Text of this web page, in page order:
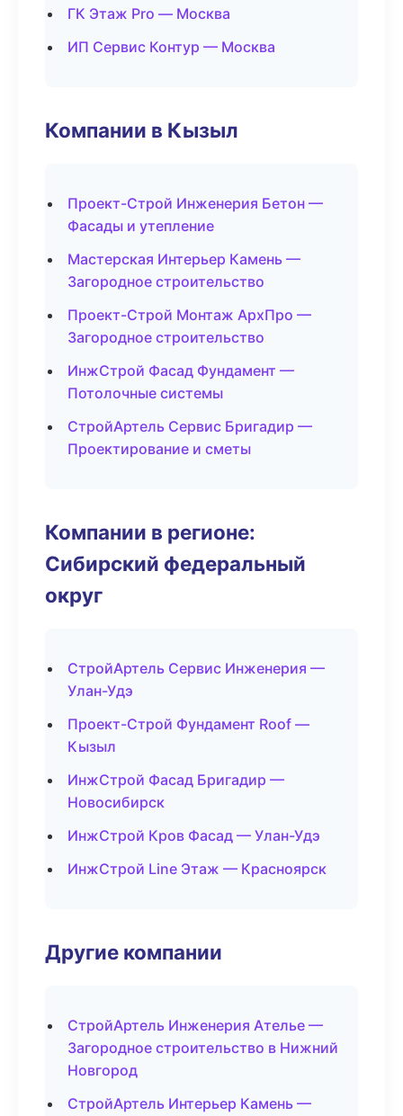
ГК Этаж Pro — Москва
ИП Сервис Контур — Москва
Компании в Кызыл
Проект-Строй Инженерия Бетон —
Фасады и утепление
Мастерская Интерьер Камень —
Загородное строительство
Проект-Строй Монтаж АрхПро —
Загородное строительство
ИнжСтрой Фасад Фундамент —
Потолочные системы
СтройАртель Сервис Бригадир —
Проектирование и сметы
Компании в регионе:
Сибирский федеральный
округ
СтройАртель Сервис Инженерия —
Улан-Удэ
Проект-Строй Фундамент Roof —
Кызыл
ИнжСтрой Фасад Бригадир —
Новосибирск
ИнжСтрой Кров Фасад — Улан-Удэ
ИнжСтрой Line Этаж — Красноярск
Другие компании
СтройАртель Инженерия Ателье —
Загородное строительство в Нижний
Новгород
СтройАртель Интерьер Камень —